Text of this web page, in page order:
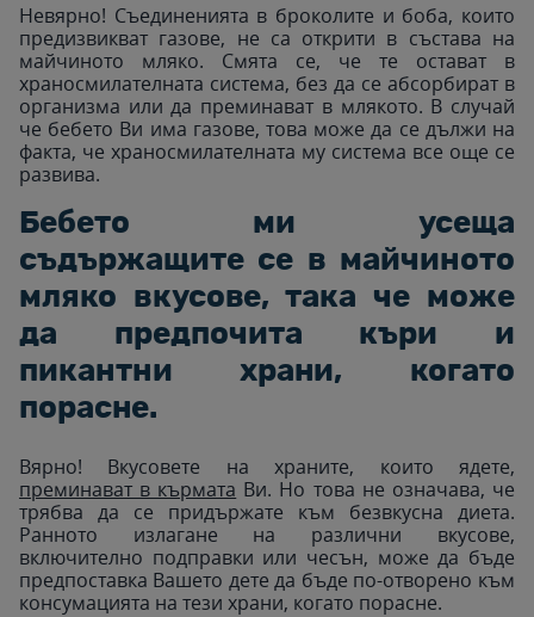
Невярно! Съединенията в броколите и боба, които
предизвикват газове, не са открити в състава на
майчиното мляко. Смята се, че те остават в
храносмилателната система, без да се абсорбират в
организма или да преминават в млякото. В случай
че бебето Ви има газове, това може да се дължи на
факта, че храносмилателната му система все още се
развива.
Бебето ми усеща
съдържащите се в майчиното
мляко вкусове, така че може
да предпочита къри и
пикантни храни, когато
порасне.
Вярно! Вкусовете на храните, които ядете,
преминават в кърмата Ви. Но това не означава, че
трябва да се придържате към безвкусна диета.
Ранното излагане на различни вкусове,
включително подправки или чесън, може да бъде
предпоставка Вашето дете да бъде по-отворено към
консумацията на тези храни, когато порасне.